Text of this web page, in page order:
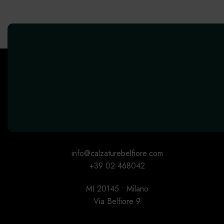
info@calzaturebelfiore.com
+39 02 468042
MI 20145 • Milano
Via Belfiore 9